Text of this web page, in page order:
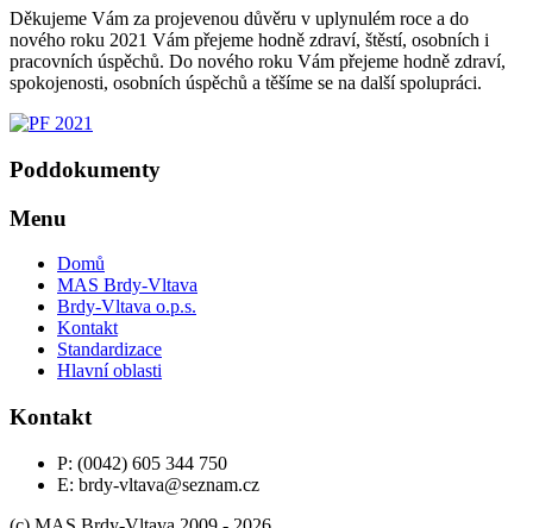
Děkujeme Vám za projevenou důvěru v uplynulém roce a do
nového roku 2021 Vám přejeme hodně zdraví, štěstí, osobních i
pracovních úspěchů. Do nového roku Vám přejeme hodně zdraví,
spokojenosti, osobních úspěchů a těšíme se na další spolupráci.
Poddokumenty
Menu
Domů
MAS Brdy-Vltava
Brdy-Vltava o.p.s.
Kontakt
Standardizace
Hlavní oblasti
Kontakt
P: (0042) 605 344 750
E: brdy-vltava@seznam.cz